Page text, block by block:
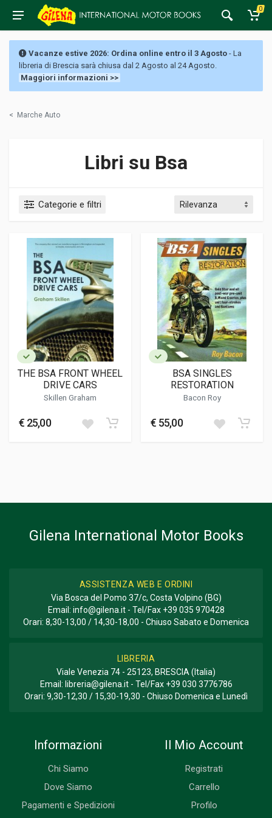
0
Vacanze estive 2026: Ordina online entro il 3 Agosto - La
libreria di Brescia sarà chiusa dal 2 Agosto al 24 Agosto.
Maggiori informazioni >>
< Marche Auto
Libri su Bsa
Categorie e filtri
THE BSA FRONT WHEEL
DRIVE CARS
Skillen Graham
€ 25,00
BSA SINGLES
RESTORATION
Bacon Roy
€ 55,00
Gilena International Motor Books
ASSISTENZA WEB E ORDINI
Via Bosca del Pomo 37/c, Costa Volpino (BG)
Email: info@gilena.it- Tel/Fax +39 035 970428
Orari: 8,30-13,00 / 14,30-18,00 - Chiuso Sabato e Domenica
LIBRERIA
Viale Venezia 74 - 25123, BRESCIA (Italia)
Email: libreria@gilena.it- Tel/Fax +39 030 3776786
Orari: 9,30-12,30 / 15,30-19,30 - Chiuso Domenica e Lunedì
Informazioni
Chi Siamo
Dove Siamo
Pagamenti e Spedizioni
Il Mio Account
Registrati
Carrello
Profilo